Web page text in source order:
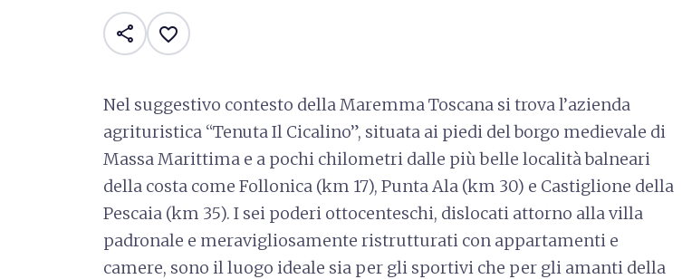
share favorite_border
Nel suggestivo contesto della Maremma Toscana si trova l’azienda
agrituristica “Tenuta Il Cicalino”, situata ai piedi del borgo medievale di
Massa Marittima e a pochi chilometri dalle più belle località balneari
della costa come Follonica (km 17), Punta Ala (km 30) e Castiglione della
Pescaia (km 35). I sei poderi ottocenteschi, dislocati attorno alla villa
padronale e meravigliosamente ristrutturati con appartamenti e
camere, sono il luogo ideale sia per gli sportivi che per gli amanti della